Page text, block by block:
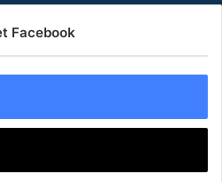
Facebook